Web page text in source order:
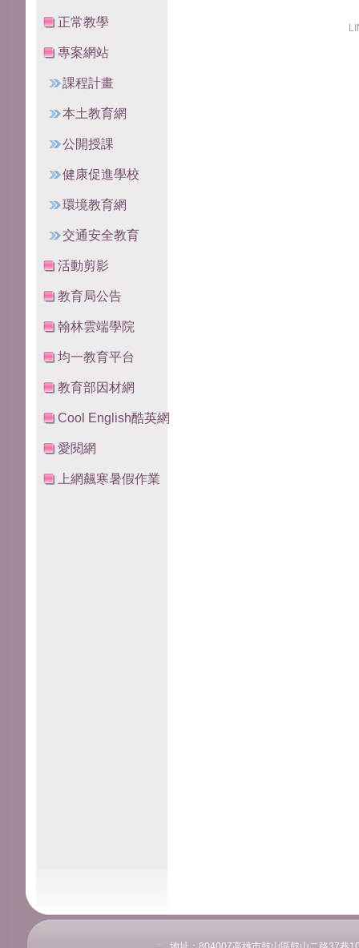
正常教學
專案網站
課程計畫
本土教育網
公開授課
健康促進學校
環境教育網
交通安全教育
活動剪影
教育局公告
翰林雲端學院
均一教育平台
教育部因材網
Cool English酷英網
愛閱網
上網飆寒暑假作業